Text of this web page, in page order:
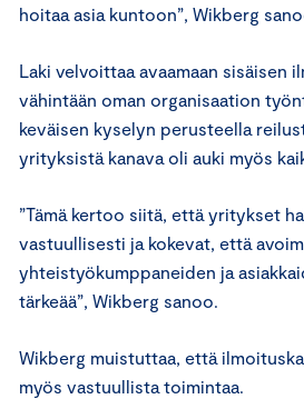
hoitaa asia kuntoon”, Wikberg
Laki velvoittaa avaamaan sisäisen
vähintään oman organisaation
keväisen kyselyn perusteella
yrityksistä kanava oli auki myös
”Tämä kertoo siitä, että yritykset
vastuullisesti ja kokevat, että
yhteistyökumppaneiden ja
tärkeää”, Wikberg sanoo.
Wikberg muistuttaa, että
myös vastuullista toimintaa.